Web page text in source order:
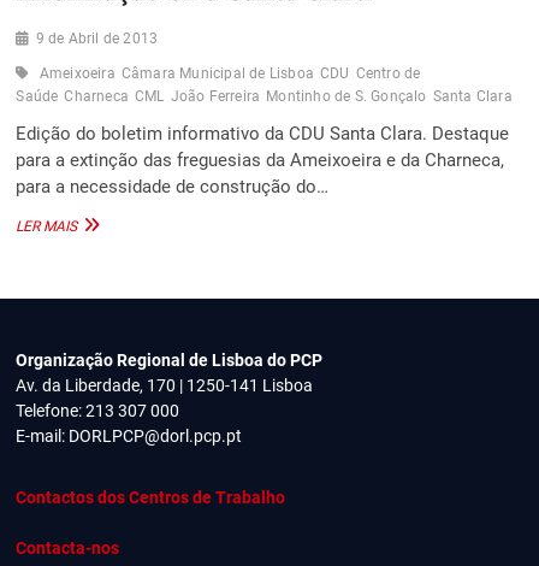
9 de Abril de 2013
Ameixoeira Câmara Municipal de Lisboa CDU Centro de
Saúde Charneca CML João Ferreira Montinho de S. Gonçalo Santa Clara
Edição do boletim informativo da CDU Santa Clara. Destaque
para a extinção das freguesias da Ameixoeira e da Charneca,
para a necessidade de construção do…
LER MAISINFORMAÇÃO
Organização Regional de Lisboa do PCP
Av. da Liberdade, 170 | 1250-141 Lisboa
Telefone: 213 307 000
E-mail: DORLPCP@dorl.pcp.pt
Contactos dos Centros de Trabalho
Contacta-nos